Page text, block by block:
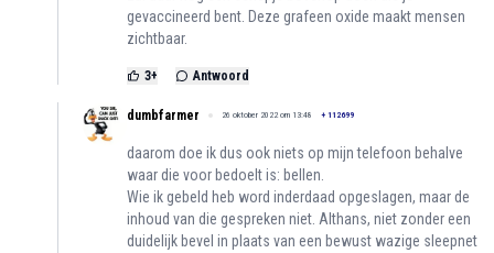
gevaccineerd bent. Deze grafeen oxide maakt mensen
zichtbaar.
3+ Antwoord
dumbfarmer 26 oktober 2022 om 13:48 + 112699
daarom doe ik dus ook niets op mijn telefoon behalve
waar die voor bedoelt is: bellen.
Wie ik gebeld heb word inderdaad opgeslagen, maar de
inhoud van die gespreken niet. Althans, niet zonder een
duidelijk bevel in plaats van een bewust wazige sleepnet